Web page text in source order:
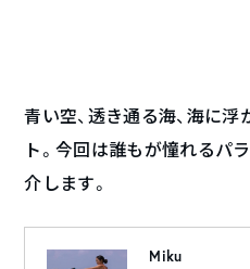
青い空、透き通る海、海に
ト。今回は誰もが憧れるパ
介します。
Miku